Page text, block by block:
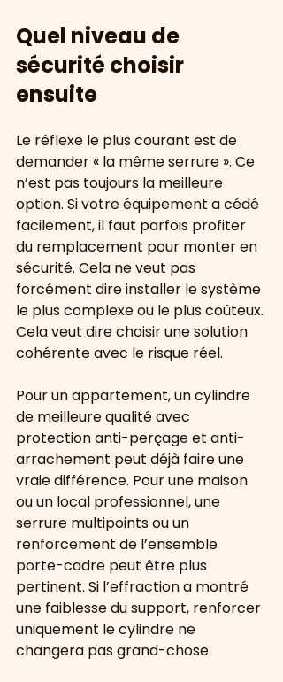
Quel niveau de
sécurité choisir
ensuite
Le réflexe le plus courant est de
demander « la même serrure ». Ce
n’est pas toujours la meilleure
option. Si votre équipement a cédé
facilement, il faut parfois profiter
du remplacement pour monter en
sécurité. Cela ne veut pas
forcément dire installer le système
le plus complexe ou le plus coûteux.
Cela veut dire choisir une solution
cohérente avec le risque réel.
Pour un appartement, un cylindre
de meilleure qualité avec
protection anti-perçage et anti-
arrachement peut déjà faire une
vraie différence. Pour une maison
ou un local professionnel, une
serrure multipoints ou un
renforcement de l’ensemble
porte-cadre peut être plus
pertinent. Si l’effraction a montré
une faiblesse du support, renforcer
uniquement le cylindre ne
changera pas grand-chose.